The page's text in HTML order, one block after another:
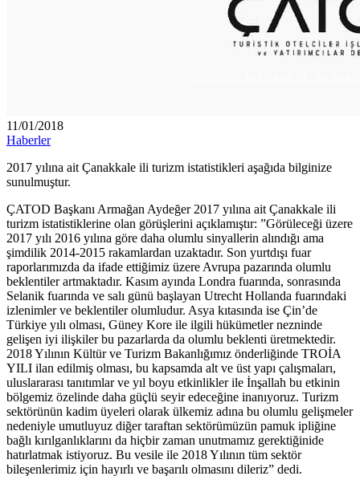
11/01/2018
Haberler
2017 yılına ait Çanakkale ili turizm istatistikleri aşağıda bilginize
sunulmuştur.
ÇATOD Başkanı Armağan Aydeğer 2017 yılına ait Çanakkale ili
turizm istatistiklerine olan görüşlerini açıklamıştır: ”Görüleceği üzere
2017 yılı 2016 yılına göre daha olumlu sinyallerin alındığı ama
şimdilik 2014-2015 rakamlardan uzaktadır. Son yurtdışı fuar
raporlarımızda da ifade ettiğimiz üzere Avrupa pazarında olumlu
beklentiler artmaktadır. Kasım ayında Londra fuarında, sonrasında
Selanik fuarında ve salı günü başlayan Utrecht Hollanda fuarındaki
izlenimler ve beklentiler olumludur. Asya kıtasında ise Çin’de
Türkiye yılı olması, Güney Kore ile ilgili hükümetler nezninde
gelişen iyi ilişkiler bu pazarlarda da olumlu beklenti üretmektedir.
2018 Yılının Kültür ve Turizm Bakanlığımız önderliğinde TROİA
YILI ilan edilmiş olması, bu kapsamda alt ve üst yapı çalışmaları,
uluslararası tanıtımlar ve yıl boyu etkinlikler ile İnşallah bu etkinin
bölgemiz özelinde daha güçlü seyir edeceğine inanıyoruz. Turizm
sektörünün kadim üyeleri olarak ülkemiz adına bu olumlu gelişmeler
nedeniyle umutluyuz diğer taraftan sektörümüzün pamuk ipliğine
bağlı kırılganlıklarını da hiçbir zaman unutmamız gerektiğinide
hatırlatmak istiyoruz. Bu vesile ile 2018 Yılının tüm sektör
bileşenlerimiz için hayırlı ve başarılı olmasını dileriz” dedi.